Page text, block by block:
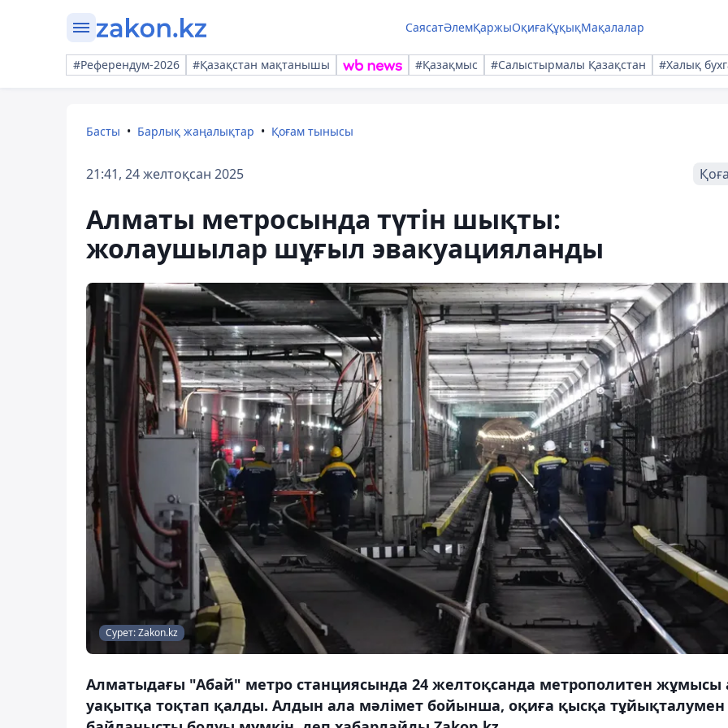
СаясатӘлемҚаржыОқиғаҚұқықМақалалар
#Референдум-2026 #Қазақстан мақтанышы #Қазақмыс #Салыстырмалы Қазақстан #Халық
Басты Барлық жаңалықтар Қоғам тынысы
21:41, 24 желтоқсан 2025
Алматы метросында түтін шықты:
жолаушылар шұғыл эвакуацияланды
Сурет: Zakon.kz
Алматыдағы "Абай" метро станциясында 24 желтоқсанда метрополитен жұмысы
уақытқа тоқтап қалды. Алдын ала мәлімет бойынша, оқиға қысқа тұйықталумен